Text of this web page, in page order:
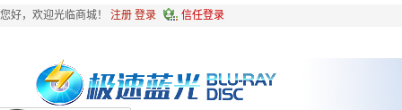
您好，欢迎光临商城！ 注册 登录 信任登录